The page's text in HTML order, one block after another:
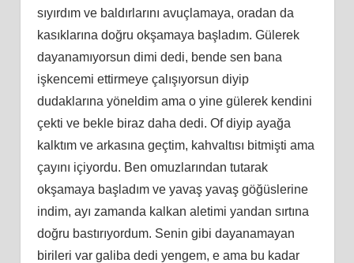
sıyırdım ve baldırlarını avuçlamaya, oradan da
kasıklarına doğru okşamaya başladım. Gülerek
dayanamıyorsun dimi dedi, bende sen bana
işkencemi ettirmeye çalışıyorsun diyip
dudaklarına yöneldim ama o yine gülerek kendini
çekti ve bekle biraz daha dedi. Of diyip ayağa
kalktım ve arkasına geçtim, kahvaltısı bitmişti ama
çayını içiyordu. Ben omuzlarından tutarak
okşamaya başladım ve yavaş yavaş göğüslerine
indim, ayı zamanda kalkan aletimi yandan sırtına
doğru bastırıyordum. Senin gibi dayanamayan
birileri var galiba dedi yengem, e ama bu kadar